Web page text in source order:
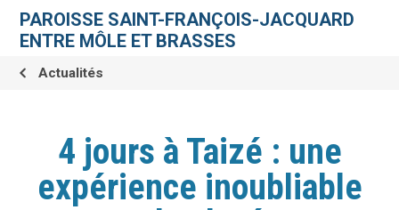
contenu.
navigation
personnelsPAROISSE SAINT-FRANÇOIS-JACQUARD
ENTRE MÔLE ET BRASSES
Actualités
4 jours à Taizé : une
expérience inoubliable